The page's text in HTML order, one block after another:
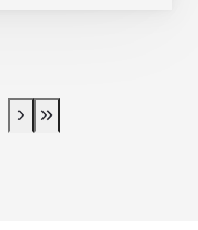
Næste side
Last Page